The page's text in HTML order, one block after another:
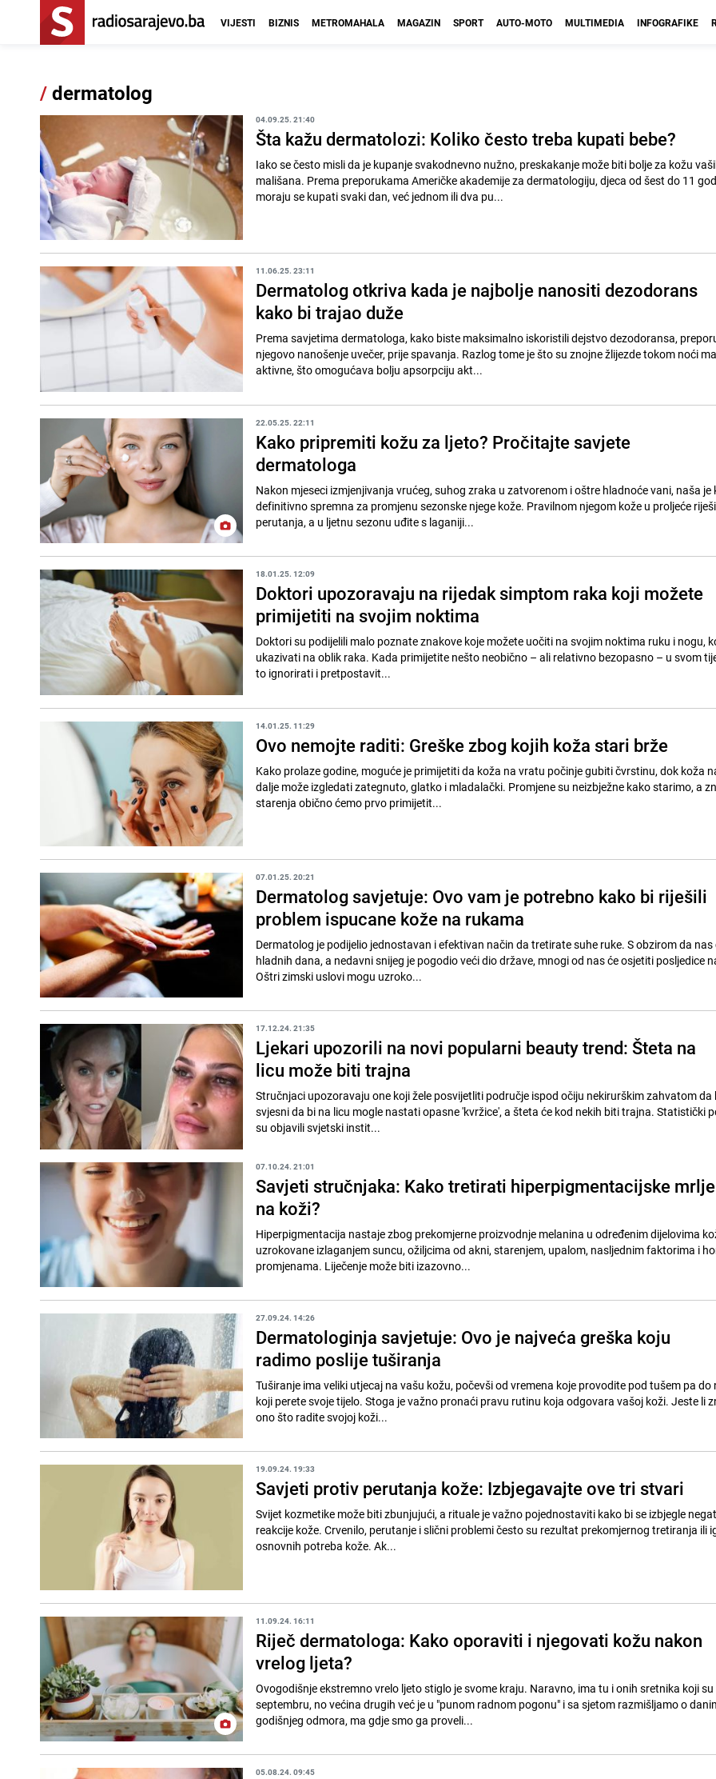
VIJESTI BIZNIS METROMAHALA MAGAZIN SPORT AUTO-MOTO MULTIMEDIA INFOGRAFIKE
/dermatolog
04.09.25. 21:40
Šta kažu dermatolozi: Koliko često treba kupati bebe?
Iako se često misli da je kupanje svakodnevno nužno, preskakanje može biti bolje za kožu
mališana. Prema preporukama Američke akademije za dermatologiju, djeca od šest do 11
moraju se kupati svaki dan, već jednom ili dva pu...
11.06.25. 23:11
Dermatolog otkriva kada je najbolje nanositi dezodorans
kako bi trajao duže
Prema savjetima dermatologa, kako biste maksimalno iskoristili dejstvo dezodoransa,
njegovo nanošenje uvečer, prije spavanja. Razlog tome je što su znojne žlijezde tokom noći
aktivne, što omogućava bolju apsorpciju akt...
22.05.25. 22:11
Kako pripremiti kožu za ljeto? Pročitajte savjete
dermatologa
Nakon mjeseci izmjenjivanja vrućeg, suhog zraka u zatvorenom i oštre hladnoće vani, naša je
definitivno spremna za promjenu sezonske njege kože. Pravilnom njegom kože u proljeće
perutanja, a u ljetnu sezonu uđite s laganiji...
18.01.25. 12:09
Doktori upozoravaju na rijedak simptom raka koji možete
primijetiti na svojim noktima
Doktori su podijelili malo poznate znakove koje možete uočiti na svojim noktima ruku i nogu,
ukazivati na oblik raka. Kada primijetite nešto neobično – ali relativno bezopasno – u svom
to ignorirati i pretpostavit...
14.01.25. 11:29
Ovo nemojte raditi: Greške zbog kojih koža stari brže
Kako prolaze godine, moguće je primijetiti da koža na vratu počinje gubiti čvrstinu, dok koža
dalje može izgledati zategnuto, glatko i mladalački. Promjene su neizbježne kako starimo, a
starenja obično ćemo prvo primijetit...
07.01.25. 20:21
Dermatolog savjetuje: Ovo vam je potrebno kako bi riješili
problem ispucane kože na rukama
Dermatolog je podijelio jednostavan i efektivan način da tretirate suhe ruke. S obzirom da nas
hladnih dana, a nedavni snijeg je pogodio veći dio države, mnogi od nas će osjetiti posljedice
Oštri zimski uslovi mogu uzroko...
17.12.24. 21:35
Ljekari upozorili na novi popularni beauty trend: Šteta na
licu može biti trajna
Stručnjaci upozoravaju one koji žele posvijetliti područje ispod očiju nekirurškim zahvatom da
svjesni da bi na licu mogle nastati opasne 'kvržice', a šteta će kod nekih biti trajna. Statistički
su objavili svjetski instit...
07.10.24. 21:01
Savjeti stručnjaka: Kako tretirati hiperpigmentacijske mrlje
na koži?
Hiperpigmentacija nastaje zbog prekomjerne proizvodnje melanina u određenim dijelovima
uzrokovane izlaganjem suncu, ožiljcima od akni, starenjem, upalom, nasljednim faktorima i
promjenama. Liječenje može biti izazovno...
27.09.24. 14:26
Dermatologinja savjetuje: Ovo je najveća greška koju
radimo poslije tuširanja
Tuširanje ima veliki utjecaj na vašu kožu, počevši od vremena koje provodite pod tušem pa do
koji perete svoje tijelo. Stoga je važno pronaći pravu rutinu koja odgovara vašoj koži. Jeste li
ono što radite svojoj koži...
19.09.24. 19:33
Savjeti protiv perutanja kože: Izbjegavajte ove tri stvari
Svijet kozmetike može biti zbunjujući, a rituale je važno pojednostaviti kako bi se izbjegle
reakcije kože. Crvenilo, perutanje i slični problemi često su rezultat prekomjernog tretiranja ili
osnovnih potreba kože. Ak...
11.09.24. 16:11
Riječ dermatologa: Kako oporaviti i njegovati kožu nakon
vrelog ljeta?
Ovogodišnje ekstremno vrelo ljeto stiglo je svome kraju. Naravno, ima tu i onih sretnika koji
septembru, no većina drugih već je u "punom radnom pogonu" i sa sjetom razmišljamo o
godišnjeg odmora, ma gdje smo ga proveli...
05.08.24. 09:45